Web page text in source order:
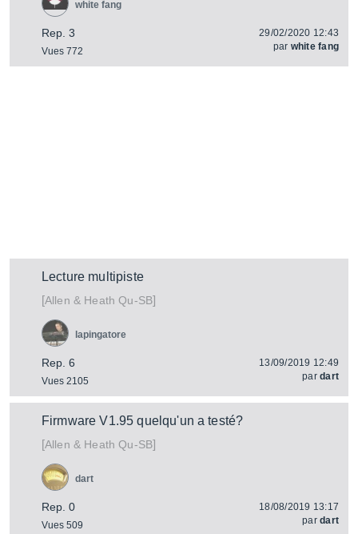
Rep. 3
Vues 772
white fang
29/02/2020 12:43
par white fang
Lecture multipiste
[Allen & Heath Qu-SB]
Rep. 6
Vues 2105
lapingatore
13/09/2019 12:49
pardart
Firmware V1.95 quelqu'un a testé?
[Allen & Heath Qu-SB]
Rep. 0
Vues 509
dart
18/08/2019 13:17
pardart